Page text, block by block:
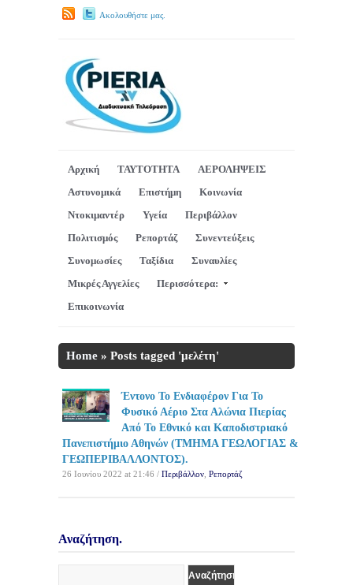
Ακολουθήστε μας.
Αρχική ΤΑΥΤΟΤΗΤΑ
ΑΕΡΟΛΗΨΕΙΣ
Αστυνομικά
Επιστήμη
Κοινωνία
Ντοκιμαντέρ
Υγεία
Περιβάλλον
Πολιτισμός
Ρεπορτάζ
Συνεντεύξεις
Συνομωσίες
Ταξίδια
Συναυλίες
Μικρές Αγγελίες
Περισσότερα:
Επικοινωνία
Home » Posts tagged 'μελέτη'
Έντονο Το Ενδιαφέρον Για Το
Φυσικό Αέριο Στα Αλώνια Πιερίας
Από Το Εθνικό και Καποδιστριακό
Πανεπιστήμιο Αθηνών (ΤΜΗΜΑ ΓΕΩΛΟΓΙΑΣ &
ΓΕΩΠΕΡΙΒΑΛΛΟΝΤΟΣ).
26 Ιουνίου 2022 at 21:46 / Περιβάλλον Ρεπορτάζ
Αναζήτηση.